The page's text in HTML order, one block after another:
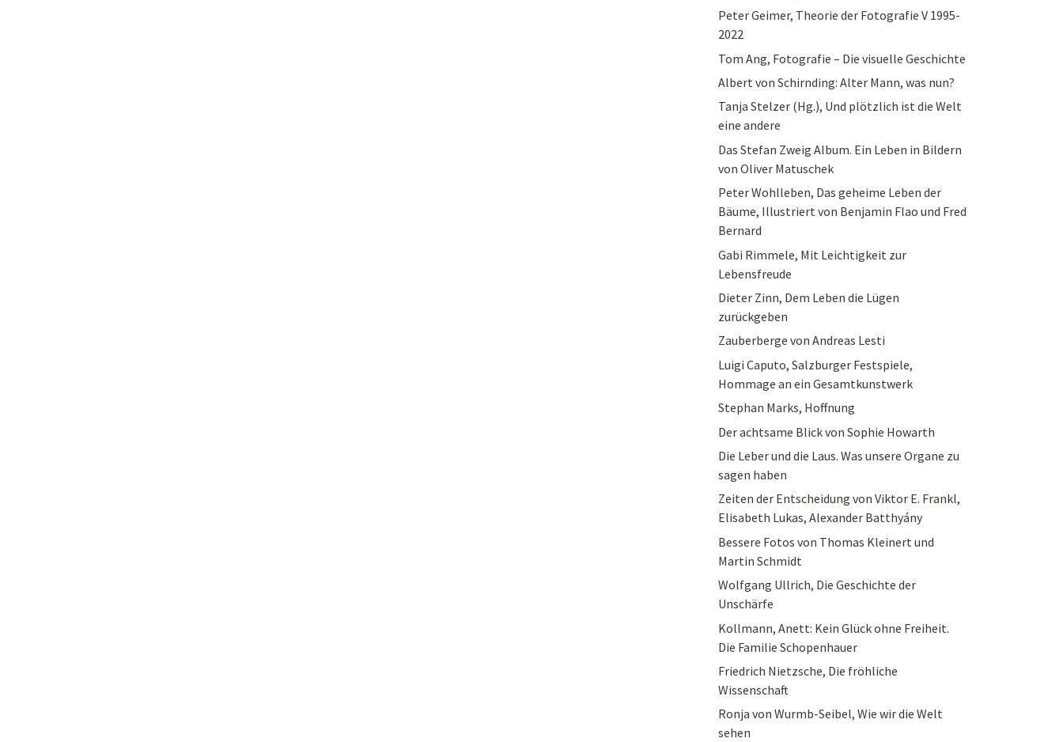
Peter Geimer, Theorie der Fotografie V 1995-
2022
Tom Ang, Fotografie – Die visuelle Geschichte
Albert von Schirnding: Alter Mann, was nun?
Tanja Stelzer (Hg.), Und plötzlich ist die Welt
eine andere
Das Stefan Zweig Album. Ein Leben in Bildern
von Oliver Matuschek
Peter Wohlleben, Das geheime Leben der
Bäume, Illustriert von Benjamin Flao und Fred
Bernard
Gabi Rimmele, Mit Leichtigkeit zur
Lebensfreude
Dieter Zinn, Dem Leben die Lügen
zurückgeben
Zauberberge von Andreas Lesti
Luigi Caputo, Salzburger Festspiele,
Hommage an ein Gesamtkunstwerk
Stephan Marks, Hoffnung
Der achtsame Blick von Sophie Howarth
Die Leber und die Laus. Was unsere Organe zu
sagen haben
Zeiten der Entscheidung von Viktor E. Frankl,
Elisabeth Lukas, Alexander Batthyány
Bessere Fotos von Thomas Kleinert und
Martin Schmidt
Wolfgang Ullrich, Die Geschichte der
Unschärfe
Kollmann, Anett: Kein Glück ohne Freiheit.
Die Familie Schopenhauer
Friedrich Nietzsche, Die fröhliche
Wissenschaft
Ronja von Wurmb-Seibel, Wie wir die Welt
sehen